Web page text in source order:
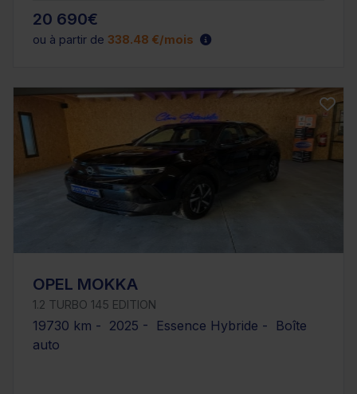
20 690€
ou à partir de 338.48 €/mois
OPEL MOKKA
1.2 TURBO 145 EDITION
19730 km - 2025 - Essence Hybride - Boîte
auto